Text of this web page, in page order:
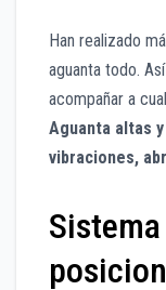
Han realizado
aguanta todo.
acompañar a
Aguanta altas
vibraciones,